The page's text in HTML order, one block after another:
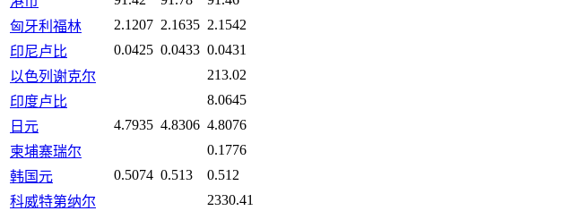
匈牙利福林
2.1207 2.1635 2.1542
印尼卢比
0.0425 0.0433 0.0431
以色列谢克尔
213.02
印度卢比
8.0645
日元
4.7935 4.8306 4.8076
柬埔寨瑞尔
0.1776
韩国元
0.5074 0.513
0.512
科威特第纳尔
2330.41